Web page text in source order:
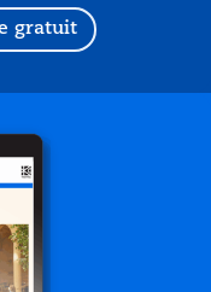
gratuit